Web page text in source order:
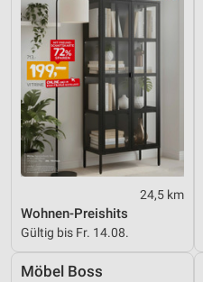
24,5 km
Wohnen-Preishits
Gültig bis Fr. 14.08.
Möbel Boss